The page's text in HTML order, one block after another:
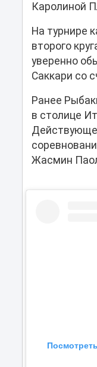
Каролиной
На турнире
второго
уверенно
Саккари со
Ранее
в столице
Жасмин